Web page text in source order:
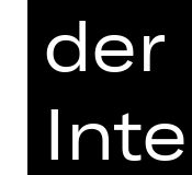
Hinweis auf
Was wäre,
Erde
Stellvertreter
der